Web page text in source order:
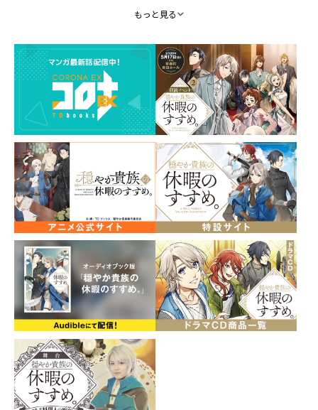
発売後即重版の異世界まったり冒険ファンタジ
ー、コミカライズ第5巻！！
原作・岬先生による書き下ろしＳＳ ＆ 描き下ろし
特別漫画を収録！
パーティへのお試し参加中のイレヴンを加え、ますます
賑やかになるリゼルの冒険者生活。
ジルたちとともに依頼をこなす一方、商業ギルドとの盗
難トラブルで気落ちしているジャッジを心配して独自に
情報を集めていたリゼルは、スタッドが調べあげた情報
を元に、とある酒場へとひとり足を運ぶのだが……。
有閑貴族の異世界まったり冒険ファンタジー、第5巻！
もっと見る